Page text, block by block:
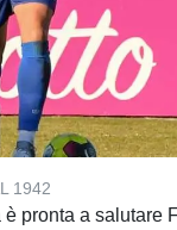
1942
è pronta a salutare